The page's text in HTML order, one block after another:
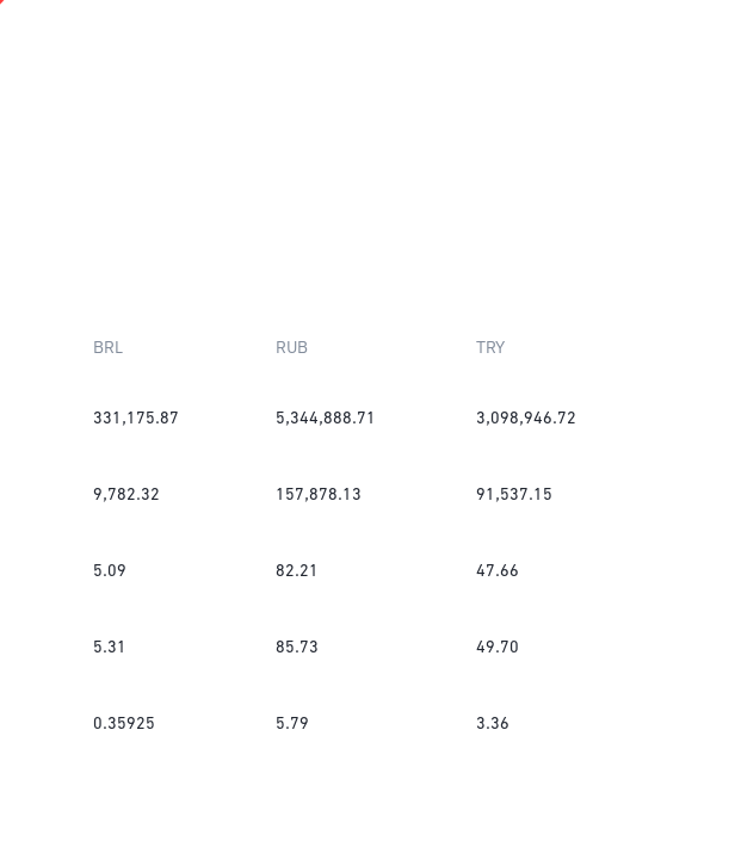
BRL RUB TRY
331,175.87 5,344,888.71 3,098,946.72
9,782.32 157,878.13 91,537.15
5.09 82.21 47.66
5.31 85.73 49.70
0.35925 5.79 3.36